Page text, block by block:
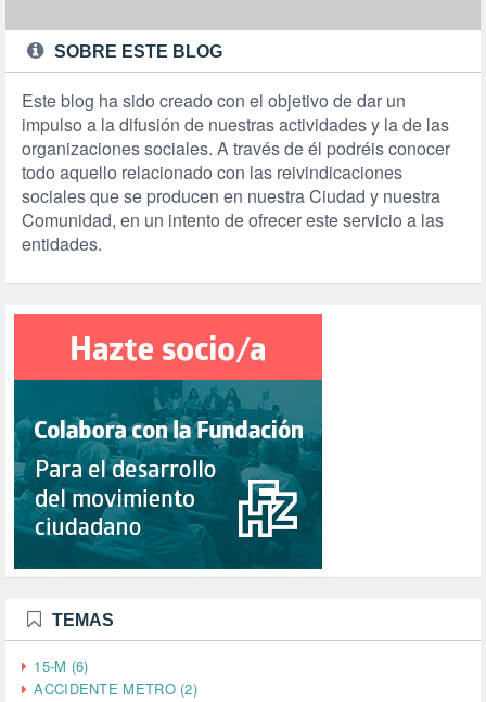
SOBRE ESTE BLOG
Este blog ha sido creado con el objetivo de dar un
impulso a la difusión de nuestras actividades y la de las
organizaciones sociales. A través de él podréis conocer
todo aquello relacionado con las reivindicaciones
sociales que se producen en nuestra Ciudad y nuestra
Comunidad, en un intento de ofrecer este servicio a las
entidades.
TEMAS
15-M (6)
ACCIDENTE METRO (2)